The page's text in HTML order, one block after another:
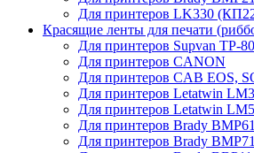
Для принтеров LK330
Красящие ленты для печати
Для принтеров Supvan TP-
Для принтеров CANON
Для принтеров CAB EOS,
Для принтеров Letatwin
Для принтеров Letatwin
Для принтеров Brady
Для принтеров Brady